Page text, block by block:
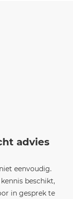
advies
eenvoudig.
beschikt,
in gesprek te